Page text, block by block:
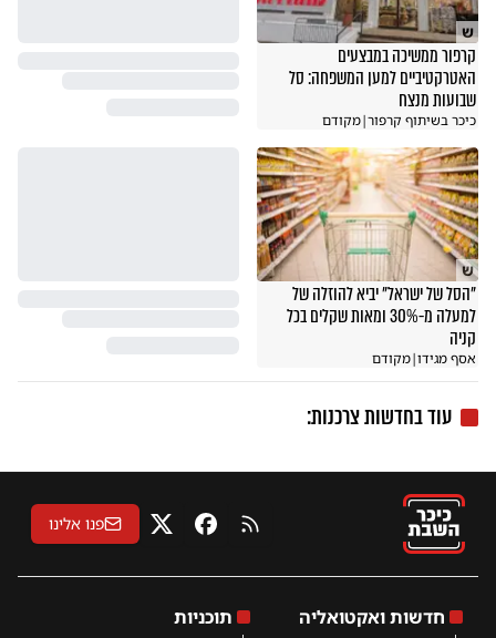
ש
קרפור ממשיכה במבצעים
האטרקטיביים למען המשפחה: סל
שבועות מנצח
כיכר בשיתוף קרפור|מקודם
ש
"הסל של ישראל" יביא להוזלה של
למעלה מ-30% ומאות שקלים בכל
קניה
אסף מגידו|מקודם
עוד בחדשות צרכנות:
RSS פייסבוקX פנו אלינו
חדשות ואקטואליה תוכניות